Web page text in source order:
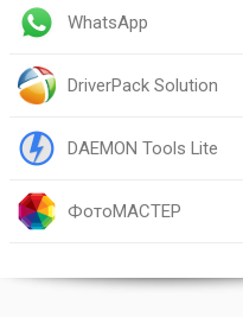
WhatsApp
DriverPack Solution
DAEMON Tools Lite
ФотоМАСТЕР